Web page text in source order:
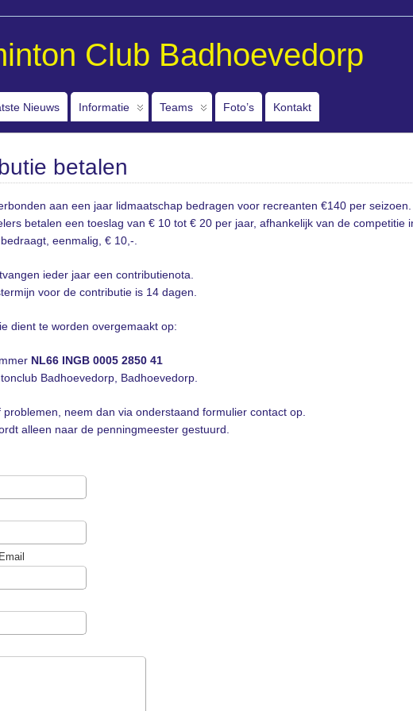
Club Badhoevedorp
Nieuws Informatie Teams Foto’s Kontakt
betalen
aan een jaar lidmaatschap bedragen voor recreanten €140 per seizoen.
betalen een toeslag van € 10 tot € 20 per jaar, afhankelijk van de competitie
eenmalig, € 10,-.
ieder jaar een contributienota.
voor de contributie is 14 dagen.
dient te worden overgemaakt op:
NL66 INGB 0005 2850 41
Badhoevedorp, Badhoevedorp.
problemen, neem dan via onderstaand formulier contact op.
alleen naar de penningmeester gestuurd.